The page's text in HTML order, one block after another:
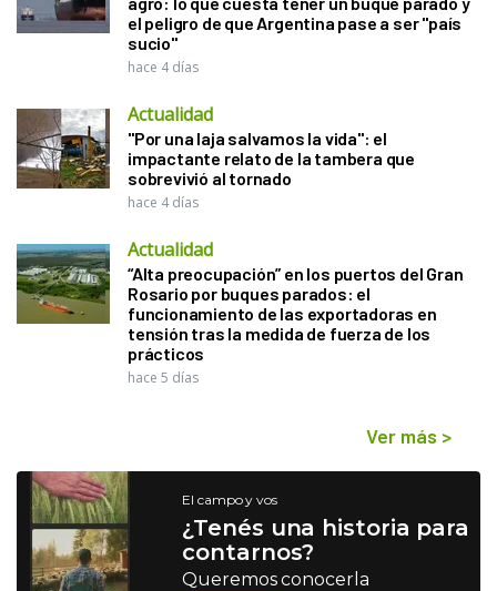
el peligro de que Argentina pase a ser "país
sucio"
hace 4 días
Actualidad
"Por una laja salvamos la vida": el
impactante relato de la tambera que
sobrevivió al tornado
hace 4 días
Actualidad
“Alta preocupación” en los puertos del Gran
Rosario por buques parados: el
funcionamiento de las exportadoras en
tensión tras la medida de fuerza de los
prácticos
hace 5 días
Ver más >
El campo y vos
¿Tenés una historia para
contarnos?
Queremos conocerla